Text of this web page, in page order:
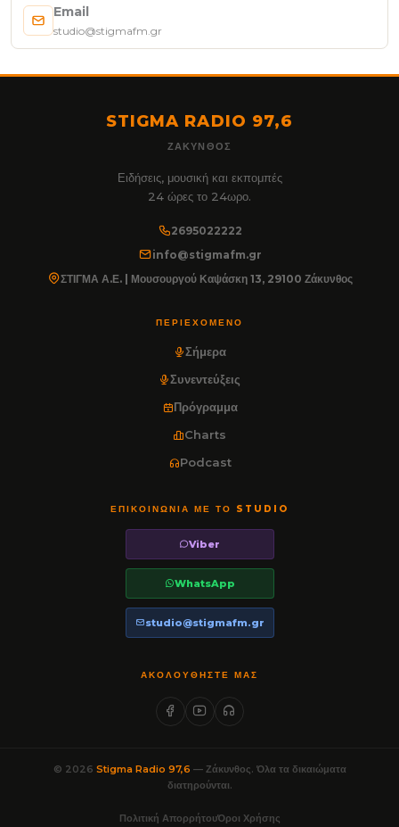
Email
studio@stigmafm.gr
STIGMA RADIO 97,6
ΖΆΚΥΝΘΟΣ
Ειδήσεις, μουσική και εκπομπές
24 ώρες το 24ωρο.
2695022222
info@stigmafm.gr
ΣΤΙΓΜΑ Α.Ε. | Μουσουργού Καψάσκη 13, 29100 Ζάκυνθος
ΠΕΡΙΕΧΌΜΕΝΟ
Σήμερα
Συνεντεύξεις
Πρόγραμμα
Charts
Podcast
ΕΠΙΚΟΙΝΩΝΊΑ ΜΕ ΤΟ STUDIO
Viber
WhatsApp
studio@stigmafm.gr
ΑΚΟΛΟΥΘΉΣΤΕ ΜΑΣ
© 2026 Stigma Radio 97,6 — Ζάκυνθος. Όλα τα δικαιώματα
διατηρούνται.
Πολιτική ΑπορρήτουΌροι Χρήσης